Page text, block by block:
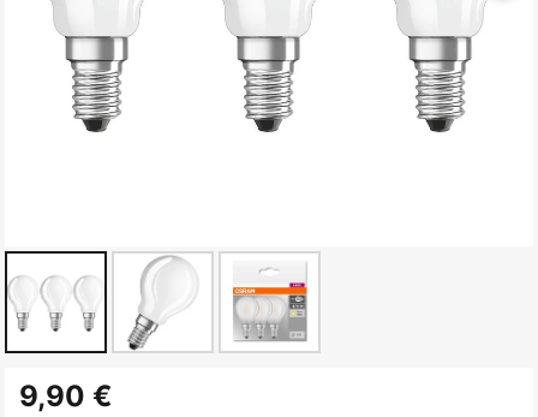
na9,90 €